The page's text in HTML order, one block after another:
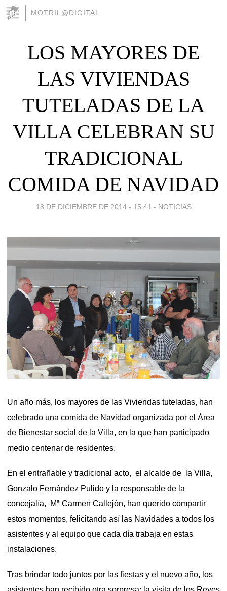
MOTRIL@DIGITAL
LOS MAYORES DE
LAS VIVIENDAS
TUTELADAS DE LA
VILLA CELEBRAN SU
TRADICIONAL
COMIDA DE NAVIDAD
18 DE DICIEMBRE DE 2014 - 15:41 - NOTICIAS
Un año más, los mayores de las Viviendas tuteladas, han
celebrado una comida de Navidad organizada por el Área
de Bienestar social de la Villa, en la que han participado
medio centenar de residentes.
En el entrañable y tradicional acto, el alcalde de la Villa,
Gonzalo Fernández Pulido y la responsable de la
concejalía, Mª Carmen Callejón, han querido compartir
estos momentos, felicitando así las Navidades a todos los
asistentes y al equipo que cada día trabaja en estas
instalaciones.
Tras brindar todo juntos por las fiestas y el nuevo año, los